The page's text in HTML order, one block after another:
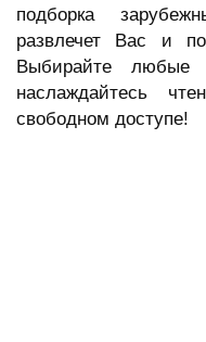
подборка
развлечет Вас и
Выбирайте
наслаждайтесь
свободном доступе!